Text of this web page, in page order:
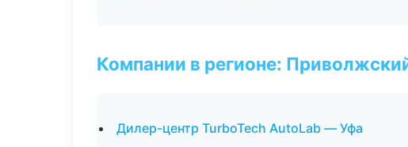
Компании в регионе:
Дилер-центр TurboTech AutoLab — Уфа